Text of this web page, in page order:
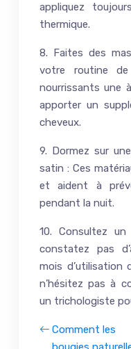
appliquez
thermique.
8. Faites des
votre routine
nourrissants une
apporter un
cheveux.
9. Dormez sur
satin : Ces
et aident à
pendant la nuit.
10. Consultez
constatez pas
mois d’utilisation
n’hésitez pas à
un trichologiste
Comment les